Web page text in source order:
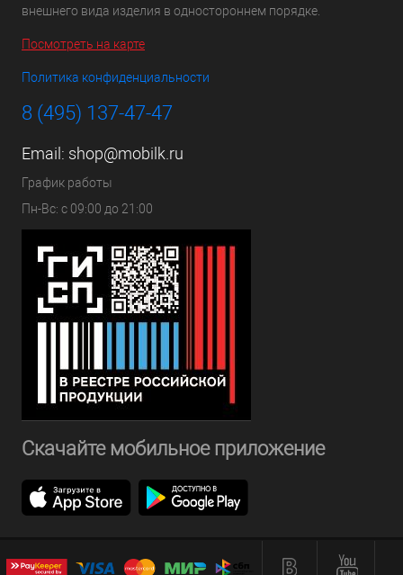
внешнего вида изделия в одностороннем порядке.
Посмотреть на карте
Политика конфиденциальности
8 (495) 137-47-47
Email: shop@mobilk.ru
График работы
Пн-Вс: с 09:00 до 21:00
Скачайте мобильное приложение